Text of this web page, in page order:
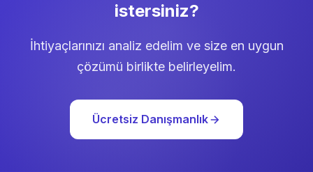
istersiniz?
İhtiyaçlarınızı analiz edelim ve size en uygun
çözümü birlikte belirleyelim.
Ücretsiz Danışmanlık